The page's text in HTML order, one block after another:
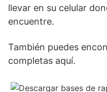
llevar en su celular
encuentre.
También puedes
completas aquí.